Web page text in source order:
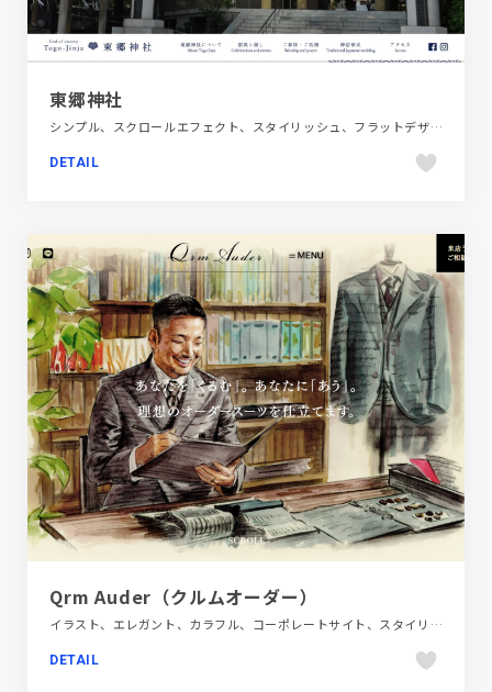
東郷神社
シンプル、スクロールエフェクト、スタイリッシュ、フラットデザイン、ブルー系、ホワイト系、地域・団体・活動、大きめ写真、施設・店舗サイト、日本テイスト
DETAIL
Qrm Auder（クルムオーダー）
イラスト、エレガント、カラフル、コーポレートサイト、スタイリッシュ、ファッション・ビューティー
DETAIL